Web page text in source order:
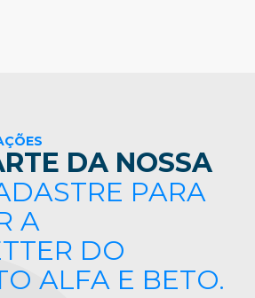
DA NOSSA
PARA
A
DO
ALFA E BETO.